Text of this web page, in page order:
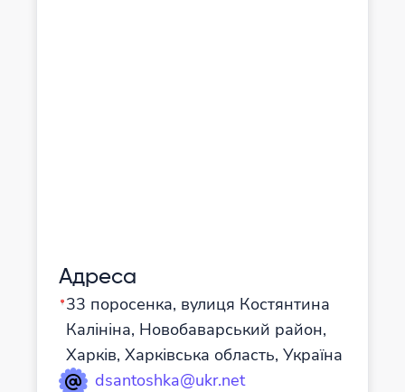
Адреса
33 поросенка, вулиця Костянтина
Калініна, Новобаварський район,
Харків, Харківська область, Україна
dsantoshka@ukr.net